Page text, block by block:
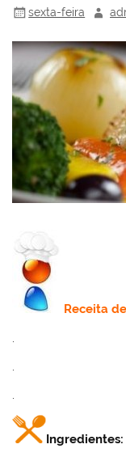
sexta-feira
Receita
.
.
Ingredientes: